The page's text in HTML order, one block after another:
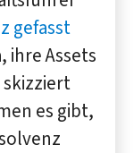
gefasst
ihre Assets
skizziert
es gibt,